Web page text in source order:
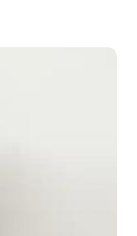
Kontakt